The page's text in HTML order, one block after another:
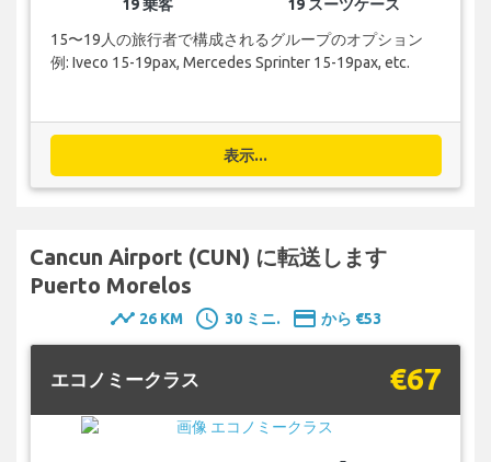
19 乗客
19 スーツケース
15〜19人の旅行者で構成されるグループのオプション
例: Iveco 15-19pax, Mercedes Sprinter 15-19pax, etc.
表示...
Cancun Airport (CUN) に転送します
Puerto Morelos
timeline 26 KM schedule 30 ミニ. payment から €53
エコノミークラス €67